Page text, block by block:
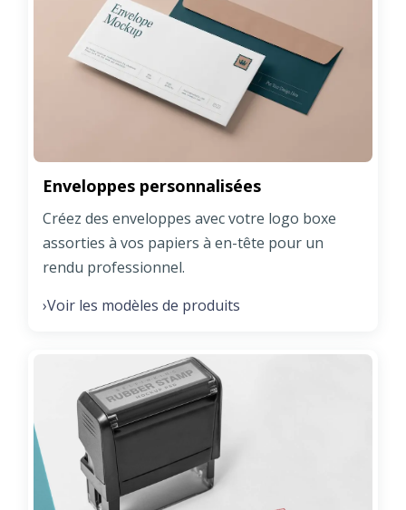
Enveloppes personnalisées
Créez des enveloppes avec votre logo boxe
assorties à vos papiers à en-tête pour un
rendu professionnel.
›Voir les modèles de produits